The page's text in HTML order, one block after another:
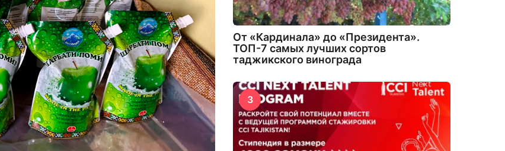
От «Кардинала» до «Президента».
ТОП-7 самых лучших сортов
таджикского винограда
3